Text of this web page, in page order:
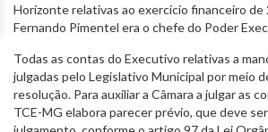
Horizonte relativas ao exercício financeiro de
Fernando Pimentel era o chefe do Poder
Todas as contas do Executivo relativas a
julgadas pelo Legislativo Municipal por meio
resolução. Para auxiliar a Câmara a julgar as
TCE-MG elabora parecer prévio, que deve